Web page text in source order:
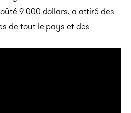
9 000 dollars, a attiré des
de tout le pays et des